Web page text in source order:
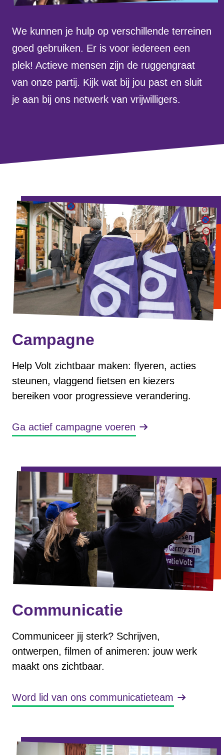
Volt Drenthe
Volt Fryslân
Volt Provincie Utrecht
...alle Volt provincies
Doneer
Word lid
Werken bij Volt
Contact
Sprekersaanvraag
Volt There - Buitenlandstichting Volt
We kunnen je hulp op verschillende terreinen
goed gebruiken. Er is voor iedereen een
plek! Actieve mensen zijn de ruggengraat
van onze partij. Kijk wat bij jou past en sluit
je aan bij ons netwerk van vrijwilligers.
Campagne
Help Volt zichtbaar maken: flyeren, acties
steunen, vlaggend fietsen en kiezers
bereiken voor progressieve verandering.
Ga actief campagne voeren
Communicatie
Communiceer jij sterk? Schrijven,
ontwerpen, filmen of animeren: jouw werk
maakt ons zichtbaar.
Word lid van ons communicatieteam